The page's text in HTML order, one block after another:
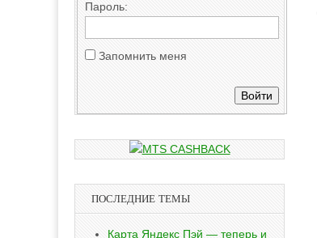
Пароль:
Запомнить меня
Войти
ПОСЛЕДНИЕ ТЕМЫ
Карта Яндекс Пэй — теперь и